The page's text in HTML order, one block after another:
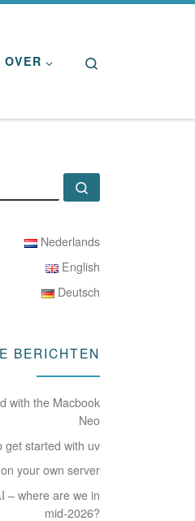
OVER
ZOEKEN
Nederlands
English
Deutsch
BERICHTEN
with the Macbook
Neo
get started with uv
your own server
– where are we in
mid-2026?